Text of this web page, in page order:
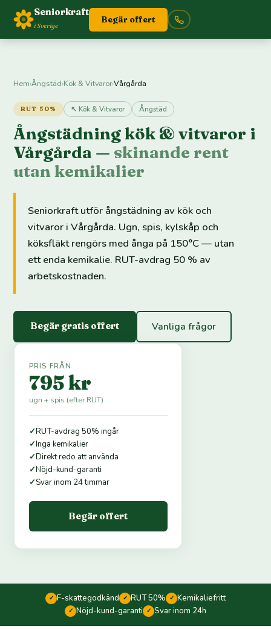
Seniorkraft
i Sverige
Begär offert
Hem›Ångstäd›Kök & Vitvaror›Vårgårda
RUT 50% ↖ Kök & Vitvaror Ångstäd
Ångstädning kök & vitvaror i
Vårgårda — skinande rent
utan kemikalier
Seniorkraft utför ångstädning av kök och
vitvaror i Vårgårda. Ugn, spis, kylskåp och
köksfläkt rengörs med ånga på 150°C — utan
ett enda kemikalie. RUT-avdrag 50 % av
arbetskostnaden.
Begär gratis offert Vanliga frågor
PRIS FRÅN
795 kr
ugn + spis (efter RUT)
✓RUT-avdrag 50% ingår
✓Inga kemikalier
✓Direkt redo att använda
✓Nöjd-kund-garanti
✓Svar inom 24 timmar
Begär offert
✓ F-skattegodkänd ✓ RUT 50% ✓ Kemikaliefritt
✓ Nöjd-kund-garanti ✓ Svar inom 24h